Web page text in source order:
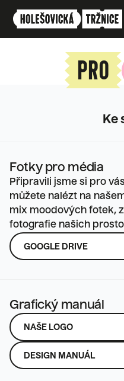
PRO
Ke
Fotky pro média
Připravili jsme si pro
můžete nalézt na
mix moodových fotek,
fotografie našich
GOOGLE DRIVE
Grafický manuál
NAŠE LOGO
DESIGN MANUÁL